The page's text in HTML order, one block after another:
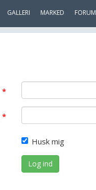
GALLERI MARKED FORUM
Husk mig
Log ind